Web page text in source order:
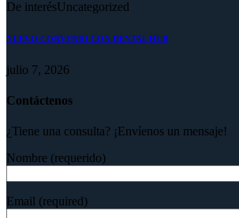
De interésUncategorized
NUEVO CONVENIO CON DENTAL HUB
julio 7, 2026
Contáctenos
¿Tiene una consulta? ¡Envíenos un mensaje!
Nombre (requerido)
Email (required)